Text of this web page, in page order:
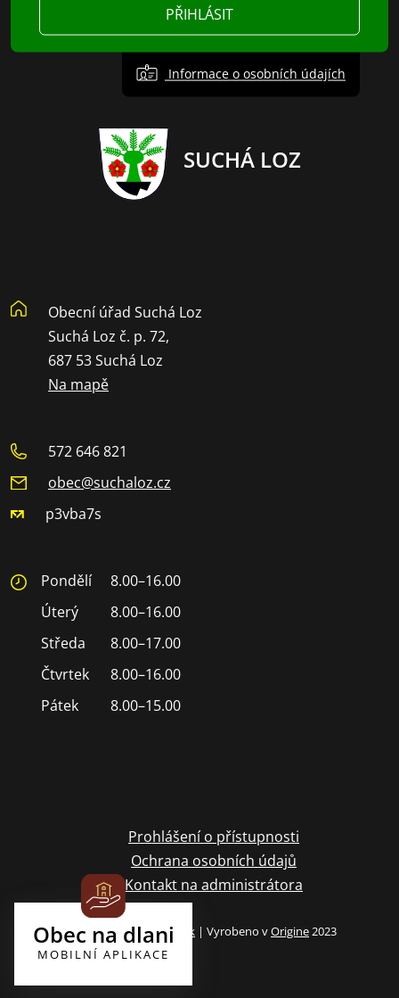
PŘIHLÁSIT
Informace o osobních údajích
SUCHÁ LOZ
Obecní úřad Suchá Loz
Suchá Loz č. p. 72,
687 53 Suchá Loz
Na mapě
572 646 821
obec@suchaloz.cz
p3vba7s
Pondělí
8.00–16.00
Úterý
8.00–16.00
Středa
8.00–17.00
Čtvrtek
8.00–16.00
Pátek
8.00–15.00
Prohlášení o přístupnosti
Ochrana osobních údajů
Kontakt na administrátora
Archiv webových stránek | Vyrobeno vOrigine2023
Obec na dlani
MOBILNÍ APLIKACE